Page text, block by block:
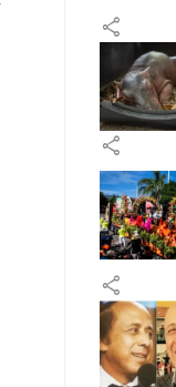
share
share
share